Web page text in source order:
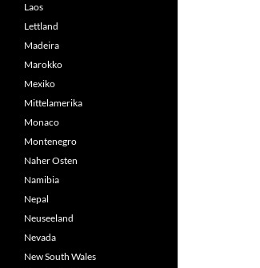
Laos
Lettland
Madeira
Marokko
Mexiko
Mittelamerika
Monaco
Montenegro
Naher Osten
Namibia
Nepal
Neuseeland
Nevada
New South Wales